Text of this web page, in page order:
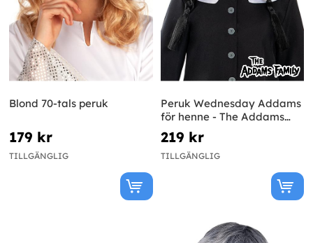
Blond 70-tals peruk
179 kr
TILLGÄNGLIG
Peruk Wednesday Addams
för henne - The Addams
Family
219 kr
TILLGÄNGLIG